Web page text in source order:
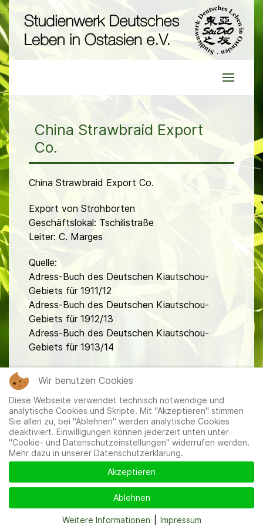
China Strawbraid Export
Co.
China Strawbraid Export Co.
Export von Strohborten
Geschäftslokal: Tschilistraße
Leiter: C. Marges
Quelle:
Adress-Buch des Deutschen Kiautschou-
Gebiets für 1911/12
Adress-Buch des Deutschen Kiautschou-
Gebiets für 1912/13
Adress-Buch des Deutschen Kiautschou-
Gebiets für 1913/14
Mitglieder|Impressum|Datenschutzerklärung|Cookie-
und Datenschutzeinstellungen
Wir benutzen Cookies
Diese Webseite verwendet technisch notwendige und
analytische Cookies und Skripte. Mit "Akzeptieren" stimmen
Sie allen zu, bei "Ablehnen" werden analytische Cookies
deaktiviert. Einwilligungen können jederzeit unten unter
"Cookie- und Datenschutzeinstellungen" widerrufen werden.
Mehr dazu in unserer Datenschutzerklärung.
Akzeptieren
Ablehnen
Weitere Informationen Impressum